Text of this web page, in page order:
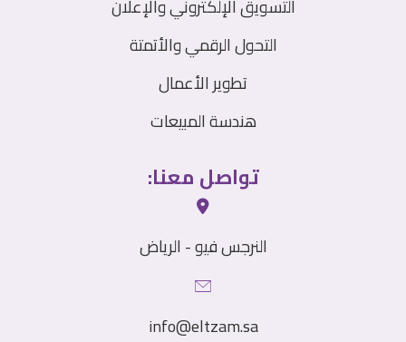
التسويق الإلكتروني والإعلان
التحول الرقمي والأتمتة
تطوير الأعمال
هندسة المبيعات
تواصل معنا:
النرجس فيو - الرياض
info@⁠eltzam.sa